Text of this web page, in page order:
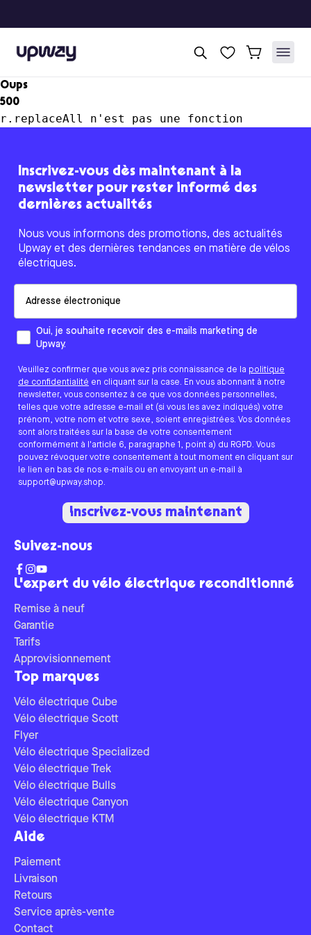
Upway
Oups
500
r.replaceAll n'est pas une fonction
L'expert du vélo électrique reconditionné
Remise à neuf
Garantie
Tarifs
Approvisionnement
Top marques
Vélo électrique Cube
Vélo électrique Scott
Flyer
Vélo électrique Specialized
Vélo électrique Trek
Vélo électrique Bulls
Vélo électrique Canyon
Vélo électrique KTM
Aide
Paiement
Livraison
Retours
Service après-vente
Contact
Inscrivez-vous dès maintenant à la
newsletter pour rester informé des
dernières actualités
Nous vous informons des promotions, des actualités
Upway et des dernières tendances en matière de vélos
électriques.
Comment aimeriez-vous que nous vous contactions ?
Oui, je souhaite recevoir des e-mails marketing de
Upway.
Veuillez confirmer que vous avez pris connaissance de la politique
de confidentialité en cliquant sur la case. En vous abonnant à notre
newsletter, vous consentez à ce que vos données personnelles,
telles que votre adresse e-mail et (si vous les avez indiqués) votre
prénom, votre nom et votre sexe, soient enregistrées. Vos données
sont alors traitées sur la base de votre consentement
conformément à l'article 6, paragraphe 1, point a) du RGPD. Vous
pouvez révoquer votre consentement à tout moment en cliquant sur
le lien en bas de nos e-mails ou en envoyant un e-mail à
support@upway.shop.
Inscrivez-vous maintenant
Suivez-nous